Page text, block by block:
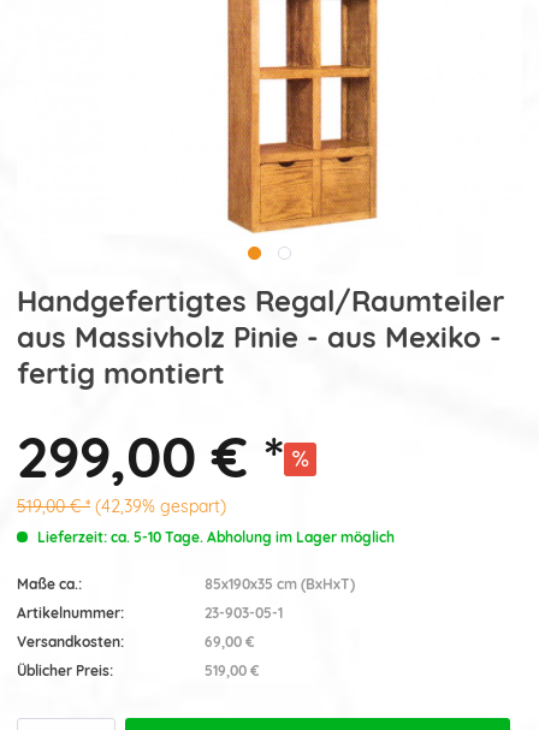
Handgefertigtes Regal/Raumteiler
aus Massivholz Pinie - aus Mexiko -
fertig montiert
299,00 € *
519,00 € * (42,39% gespart)
Lieferzeit: ca. 5-10 Tage. Abholung im Lager möglich
Maße ca.:
85x190x35 cm (BxHxT)
Artikelnummer:
23-903-05-1
Versandkosten:
69,00 €
Üblicher Preis:
519,00 €